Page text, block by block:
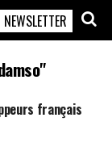
NEWSLETTER
français